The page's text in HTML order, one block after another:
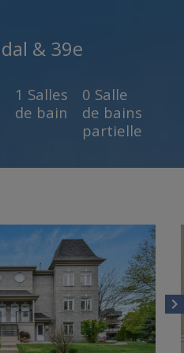
& 39e
1 Salles
de bain
0 Salle
de bains
partielle
chevron_right